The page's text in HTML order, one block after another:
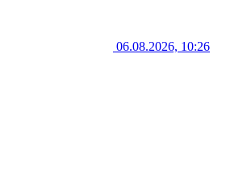
06.08.2026, 10:26